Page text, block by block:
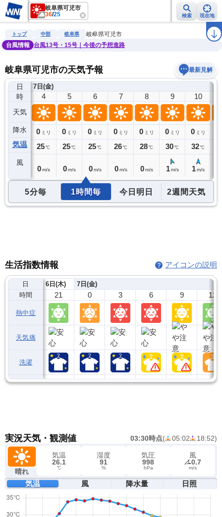
岐阜県可児市
36/25 検索 現在地
雨雲レーダー 台風情報 地震情報 ラ
トップ 中部 岐阜県
岐阜県可児市
台風情報
台風13号・15号｜今後の予想進路
岐阜県可児市の天気予報 最新見解
日
時
天気
降水
気温
風
7日(金)
3
0ミリ
26℃
4
0 ミリ
25℃
0 m/s
5
0 ミリ
25℃
0 m/s
6
0 ミリ
25℃
0 m/s
7
0 ミリ
26℃
0 m/s
8
0 ミリ
28℃
0 m/s
9
0 ミリ
30℃
1 m/s
10
0 ミリ
32℃
1 m/s
5分毎 1時間毎 今日明日 2週間天気
生活指数情報 アイコンの説明
日
時間
熱中症
天気痛
洗濯
6日(木)
21
7日(金)
0 3 6 9 12
実況天気・観測値 03:30時点( 05:02 18:52)
晴れ
気温
26.1
℃
湿度
91
%
気圧
998
hPa
風
0.7
m/s
気温 風 降水量 日照